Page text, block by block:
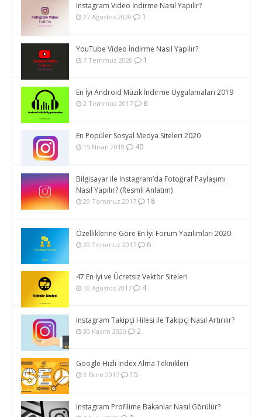
Instagram Video İndirme Nasıl Yapılır?
27 Ağustos 2020 1
YouTube Video İndirme Nasıl Yapılır?
7 Temmuz 2020 1
En İyi Android Müzik İndirme Uygulamaları 2019
2 Temmuz 2017 8
En Popüler Sosyal Medya Siteleri 2020
15 Nisan 2018 40
Bilgisayar ile Instagram’da Fotoğraf Paylaşımı
Nasıl Yapılır? (Resmli Anlatım)
29 Temmuz 2017 18
Özelliklerine Göre En İyi Forum Yazılımları 2020
20 Temmuz 2017 6
47 En İyi ve Ücretsiz Vektör Siteleri
10 Ağustos 2017 4
Instagram Takipçi Hilesi ile Takipçi Nasıl Artırılır?
30 Kasım 2020 2
Google Hızlı Index Alma Teknikleri
3 Ekim 2017 15
Instagram Profilime Bakanlar Nasıl Görülür?